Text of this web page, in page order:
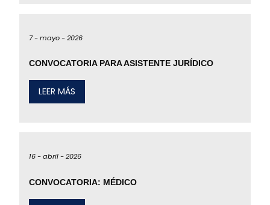
7 -mayo -2026
CONVOCATORIA PARA ASISTENTE JURÍDICO
LEER MÁS
16 -abril -2026
CONVOCATORIA: MÉDICO